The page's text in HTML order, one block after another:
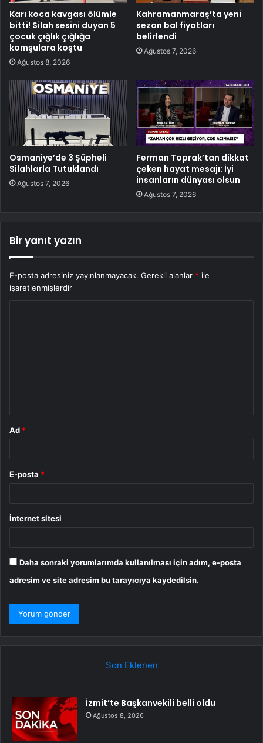
Karı koca kavgası ölümle
bitti! Silah sesini duyan 5
çocuk çığlık çığlığa
komşulara koştu
Ağustos 8, 2026
Kahramanmaraş’ta yeni
sezon bal fiyatları
belirlendi
Ağustos 7, 2026
Osmaniye’de 3 Şüpheli
Silahlarla Tutuklandı
Ağustos 7, 2026
Ferman Toprak’tan dikkat
çeken hayat mesajı: İyi
insanların dünyası olsun
Ağustos 7, 2026
Bir yanıt yazın
E-posta adresiniz yayınlanmayacak. Gerekli alanlar * ile
işaretlenmişlerdir
Ad *
E-posta *
İnternet sitesi
Daha sonraki yorumlarımda kullanılması için adım, e-posta
adresim ve site adresim bu tarayıcıya kaydedilsin.
Son Eklenen
İzmit’te Başkanvekili belli oldu
Ağustos 8, 2026